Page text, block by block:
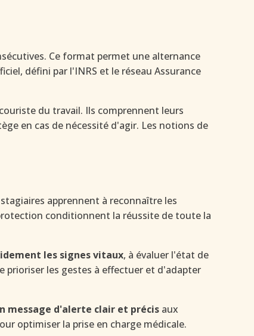
Ce format permet une alternance
défini par l'INRS et le réseau Assurance
du travail. Ils comprennent leurs
en cas de nécessité d'agir. Les notions de
apprennent à reconnaître les
conditionnent la réussite de toute la
les signes vitaux, à évaluer l'état de
prioriser les gestes à effectuer et d'adapter
message d'alerte clair et précis aux
optimiser la prise en charge médicale.